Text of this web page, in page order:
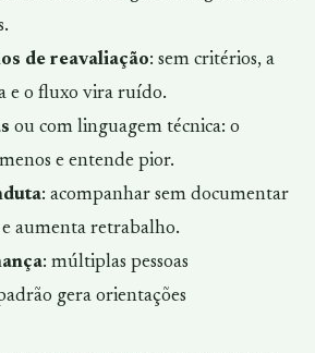
de reavaliação: sem critérios, a
e o fluxo vira ruído.
ou com linguagem técnica: o
e entende pior.
: acompanhar sem documentar
aumenta retrabalho.
: múltiplas pessoas
gera orientações